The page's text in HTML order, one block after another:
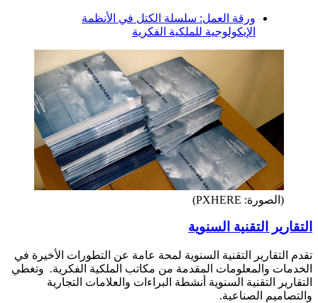
ورقة العمل: سلسلة الكتل في الأنظمة
الإيكولوجية للملكية الفكرية
(الصورة: PXHERE)
التقارير التقنية السنوية
تقدم التقارير التقنية السنوية لمحة عامة عن التطورات الأخيرة في
الخدمات والمعلومات المقدمة من مكاتب الملكية الفكرية. وتغطي
التقارير التقنية السنوية أنشطة البراءات والعلامات التجارية
والتصاميم الصناعية.